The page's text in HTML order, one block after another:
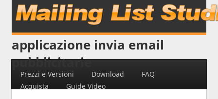
applicazione invia email
pubblicitarie
Prezzi e Versioni Download
FAQ
Acquista
Guide Video